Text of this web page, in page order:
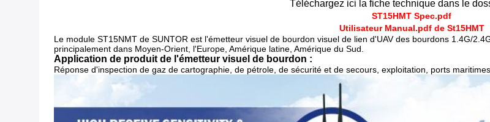
Téléchargez ici la fiche technique dans le
ST15HMT Spec.pdf
UtilisateurManual.pdfde St15HMT
Le module ST15NMT de SUNTOR est l'émetteur visuel de bourdon visuel de lien d'UAV des bourdons 1.4G/
principalement dans Moyen-Orient, l'Europe, Amérique latine, Amérique du Sud.
Application de produit de l'émetteur visuel de bourdon :
Réponse d'inspection de gaz de cartographie, de pétrole, de sécurité et de secours, exploitation, ports